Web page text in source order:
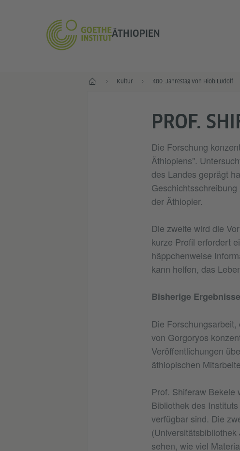
ÄTHIOPIEN
Start Kultur 400. Jahrestag von Hiob Ludolf
PROF.
Die Forschung
Äthiopiens".
des Landes geprägt
der Äthiopier.
Die zweite wird die
kurze Profil erfordert
häppchenweise
kann helfen, das
Bisherige Ergebnisse
Die
von Gorgoryos
Veröffentlichungen
äthiopischen
Prof. Shiferaw
Bibliothek des
verfügbar sind. Die
sehen, wie viel